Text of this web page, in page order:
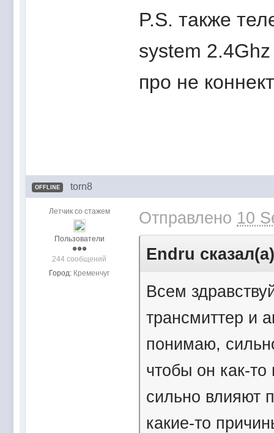
P.S. также
system
про не
OFFLINE torn8
Летчик со стажем
Пользователи
244 сообщений
Город: Кременчуг
Отправлено 10
Endru сказал(а)
Всем
трансмиттер и
понимаю,
чтобы он как-
сильно влияют
какие-то